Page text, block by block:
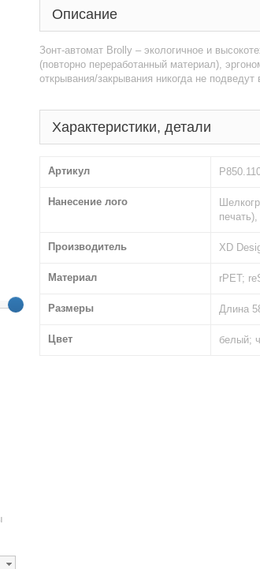
Описание
Зонт-автомат Brolly – экологичное и
(повторно переработанный материал),
открывания/закрывания никогда не
Характеристики, детали
Артикул
Нанесение лого
Производитель XD
Материал rPET;
Размеры Длина
Цвет белый;